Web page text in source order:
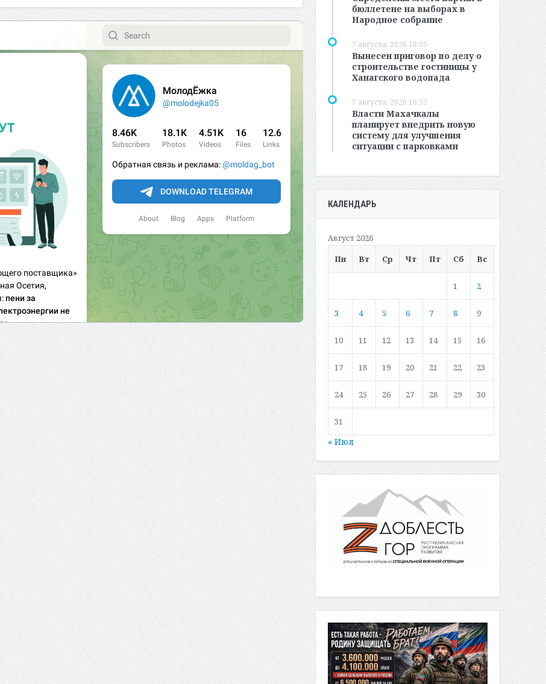
бюллетене на выборах в
Народное собрание
7 августа, 2026 18:05
Вынесен приговор по делу о
строительстве гостиницы у
Ханагского водопада
7 августа, 2026 16:55
Власти Махачкалы
планирует внедрить новую
систему для улучшения
ситуации с парковками
КАЛЕНДАРЬ
Август 2026
Пн
Вт Ср Чт Пт Сб Вс
1 2
3 4 5 6 7 8 9
10 11 12 13 14 15 16
17 18 19 20 21 22 23
24 25 26 27 28 29 30
31
« Июл